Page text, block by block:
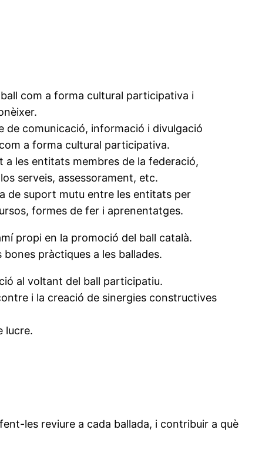
com a forma cultural participativa i
de comunicació, informació i divulgació
a forma cultural participativa.
a les entitats membres de la federació,
serveis, assessorament, etc.
de suport mutu entre les entitats per
formes de fer i aprenentatges.
propi en la promoció del ball català.
bones pràctiques a les ballades.
al voltant del ball participatiu.
i la creació de sinergies constructives
lucre.
les reviure a cada ballada, i contribuir a què